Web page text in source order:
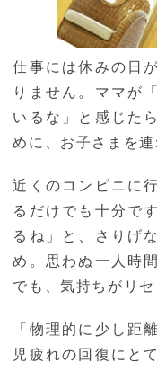
仕事には休みの日
りません。ママが
いるな」と感じた
めに、お子さまを
近くのコンビニに
るだけでも十分で
るね」と、さりげ
め。思わぬ一人時
でも、気持ちがリセ
「物理的に少し距
児疲れの回復にと